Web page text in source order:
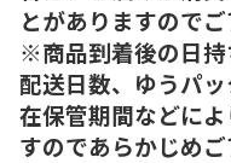
とがありますのでご
※商品到着後の日持
配送日数、ゆうパ
在保管期間などに
すのであらかじめご